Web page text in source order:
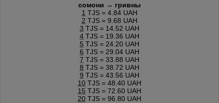
сомони → гривны
1 TJS = 4.84 UAH
2 TJS = 9.68 UAH
3 TJS = 14.52 UAH
4 TJS = 19.36 UAH
5 TJS = 24.20 UAH
6 TJS = 29.04 UAH
7 TJS = 33.88 UAH
8 TJS = 38.72 UAH
9 TJS = 43.56 UAH
10 TJS = 48.40 UAH
15 TJS = 72.60 UAH
20 TJS = 96.80 UAH